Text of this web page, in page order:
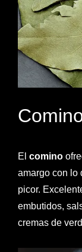
El comino
amargo con lo
picor.
embutidos,
cremas de